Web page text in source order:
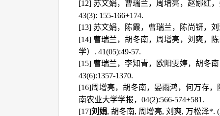
[12] 苏文娟，曹瑞兰，周增亮，赵娜红
43(3): 155-166+174.
[13] 苏文娟，陈霞，曹瑞兰，陈尚钘，
[14] 曹瑞兰，胡冬南，周增亮，刘爽，
学） . 41(05):49-57.
[15] 曹瑞兰，李知青，欧阳雯婷，胡冬
43(6):1357-1370.
[16]周增亮，胡冬南，晏雨鸿，何万存
南农业大学学报， 04(2):566-574+581.
[17]刘娟, 胡冬南, 周增亮, 刘爽, 万松泽*.